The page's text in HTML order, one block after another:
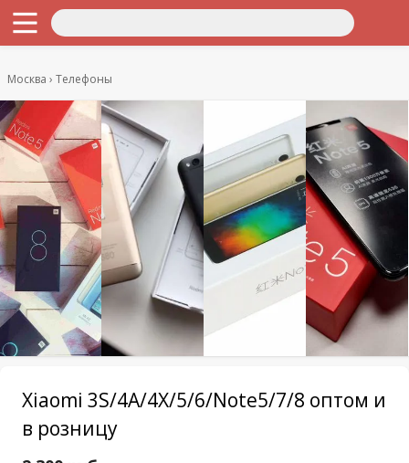
Москва Телефоны
Xiaomi 3S/4A/4X/5/6/Note5/7/8 оптом и
в розницу